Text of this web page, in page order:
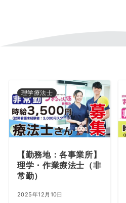
理学療法士
【勤務地：各事業所】
理学・作業療法士（非
常勤）
2025年12月10日